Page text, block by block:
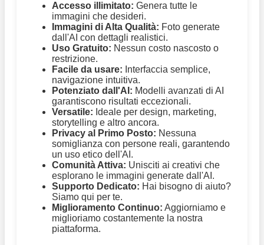
Accesso illimitato: Genera tutte le
immagini che desideri.
Immagini di Alta Qualità: Foto generate
dall'AI con dettagli realistici.
Uso Gratuito: Nessun costo nascosto o
restrizione.
Facile da usare: Interfaccia semplice,
navigazione intuitiva.
Potenziato dall'AI: Modelli avanzati di AI
garantiscono risultati eccezionali.
Versatile: Ideale per design, marketing,
storytelling e altro ancora.
Privacy al Primo Posto: Nessuna
somiglianza con persone reali, garantendo
un uso etico dell'AI.
Comunità Attiva: Unisciti ai creativi che
esplorano le immagini generate dall'AI.
Supporto Dedicato: Hai bisogno di aiuto?
Siamo qui per te.
Miglioramento Continuo: Aggiorniamo e
miglioriamo costantemente la nostra
piattaforma.